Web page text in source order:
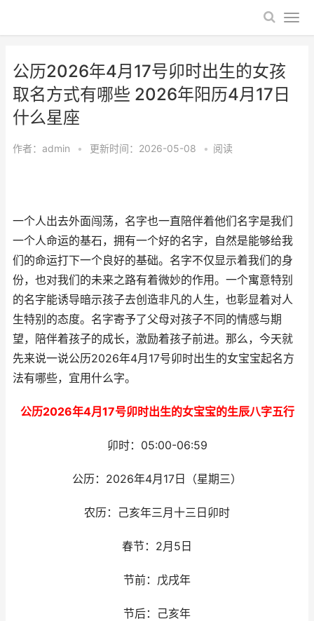
公历2026年4月17号卯时出生的女孩
取名方式有哪些 2026年阳历4月17日
什么星座
作者： admin • 更新时间：2026-05-08 • 阅读
一个人出去外面闯荡，名字也一直陪伴着他们名字是我们
一个人命运的基石，拥有一个好的名字，自然是能够给我
们的命运打下一个良好的基础。名字不仅显示着我们的身
份，也对我们的未来之路有着微妙的作用。一个寓意特别
的名字能诱导暗示孩子去创造非凡的人生，也彰显着对人
生特别的态度。名字寄予了父母对孩子不同的情感与期
望，陪伴着孩子的成长，激励着孩子前进。那么，今天就
先来说一说公历2026年4月17号卯时出生的女宝宝起名方
法有哪些，宜用什么字。
公历2026年4月17号卯时出生的女宝宝的生辰八字五行
卯时：05:00-06:59
公历：2026年4月17日（星期三）
农历：己亥年三月十三日卯时
春节：2月5日
节前：戊戌年
节后：己亥年